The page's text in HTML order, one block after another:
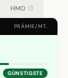
HMO 13
PRÄMIE/MT.
GÜNSTIGSTE